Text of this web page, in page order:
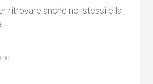
ritrovare anche noi stessi e la